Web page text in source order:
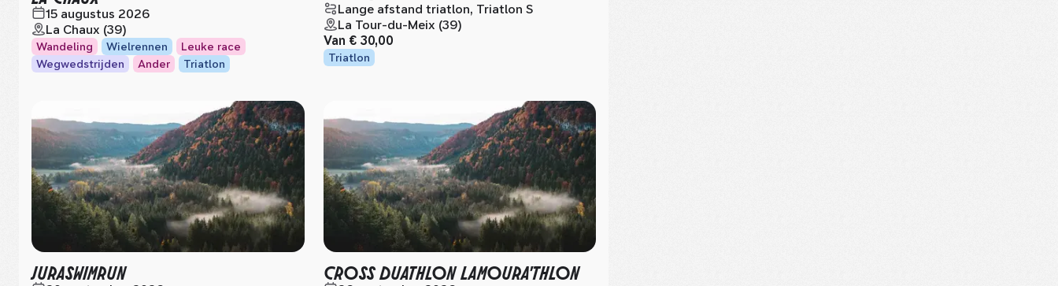
15 augustus 2026
La Chaux (39)
Wandeling Wielrennen
Leuke race
Wegwedstrijden
Ander Triatlon
Lange afstand triatlon, Triatlon S
La Tour-du-Meix (39)
Van € 30,00
Triatlon
JURASWIMRUN CROSS DUATHLON LAMOURA'THLON